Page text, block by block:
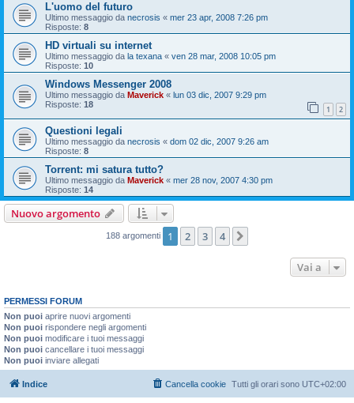
L'uomo del futuro
Ultimo messaggio da necrosis « mer 23 apr, 2008 7:26 pm
Risposte: 8
HD virtuali su internet
Ultimo messaggio da la texana « ven 28 mar, 2008 10:05 pm
Risposte: 10
Windows Messenger 2008
Ultimo messaggio da Maverick « lun 03 dic, 2007 9:29 pm
Risposte: 18 1 2
Questioni legali
Ultimo messaggio da necrosis « dom 02 dic, 2007 9:26 am
Risposte: 8
Torrent: mi satura tutto?
Ultimo messaggio da Maverick « mer 28 nov, 2007 4:30 pm
Risposte: 14
Nuovo argomento
188 argomenti 1 2 3 4
Vai a
PERMESSI FORUM
Non puoi aprire nuovi argomenti
Non puoi rispondere negli argomenti
Non puoi modificare i tuoi messaggi
Non puoi cancellare i tuoi messaggi
Non puoi inviare allegati
Indice Tutti gli orari sono UTC+02:00
Cancella cookie